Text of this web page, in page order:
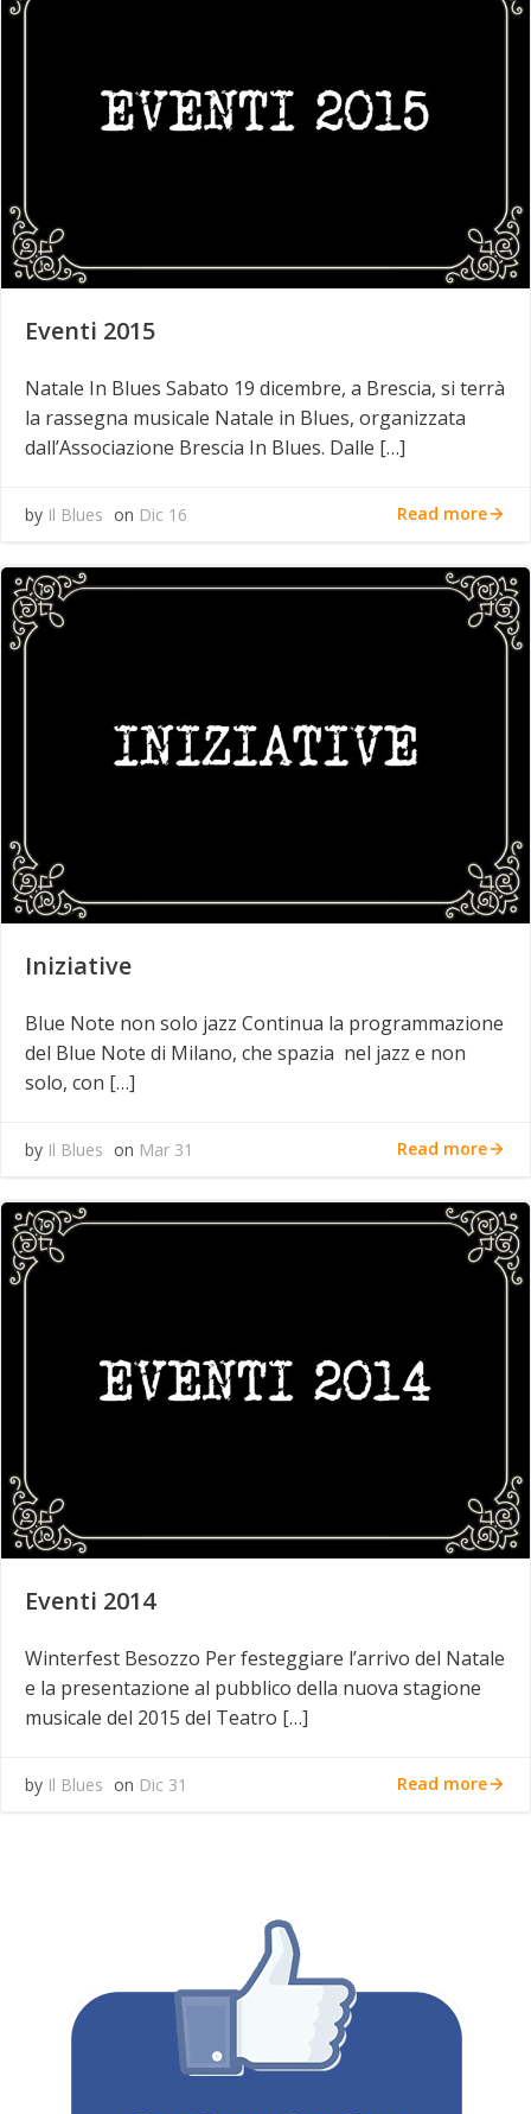
Eventi 2015
Natale In Blues Sabato 19 dicembre, a Brescia, si terrà
la rassegna musicale Natale in Blues, organizzata
dall’Associazione Brescia In Blues. Dalle […]
by Il Blues on Dic 16 Read more
Iniziative
Blue Note non solo jazz Continua la programmazione
del Blue Note di Milano, che spazia nel jazz e non
solo, con […]
by Il Blues on Mar 31 Read more
Eventi 2014
Winterfest Besozzo Per festeggiare l’arrivo del Natale
e la presentazione al pubblico della nuova stagione
musicale del 2015 del Teatro […]
by Il Blues on Dic 31 Read more